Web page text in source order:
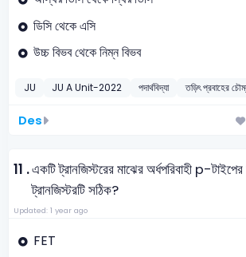
ডিসি থেকে এসি
উচ্চ বিভব থেকে নিম্ন বিভব
JU JU A Unit-2022 পদার্থবিদ্যা তড়িৎ প্রবাহের
Des
11 .একটি ট্রানজিস্টরের মাঝের অর্ধপরিবাহী p-
ট্রানজিস্টরটি সঠিক?
Updated: 1 year ago
FET